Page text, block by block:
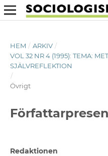
HEM / ARKIV /
VOL 32 NR 4 (1995): TEMA:
SJÄLVREFLEKTION
/
Övrigt
Redaktionen